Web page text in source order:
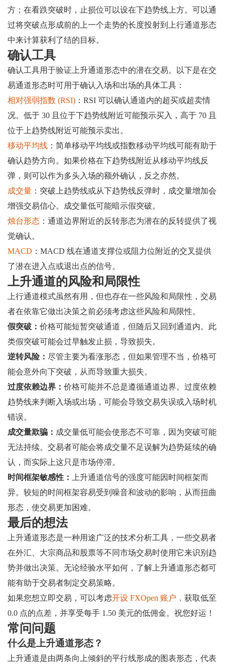
方；在看跌突破时，止损位可以设在下趋势线上方。可以通
过将突破点形成前的上一个走势的长度投射到上行通道形态
中来计算获利了结的目标。
确认工具
确认工具用于验证上升通道形态中的潜在交易。以下是在交
易通道形态时可用于确认入场和出场的具体工具：
相对强弱指数 (RSI) ：RSI 可以确认通道内的超买或超卖情
况。低于 30 且位于下趋势线附近可能预示买入，高于 70 且
位于上趋势线附近可能预示卖出。
移动平均线 ：简单移动平均线或指数移动平均线可能有助于
确认趋势方向。如果价格在下趋势线附近从移动平均线反
弹，则可以作为多头入场的额外确认，反之亦然。
成交量 ：突破上趋势线或从下趋势线反弹时，成交量增加会
增强交易信心。成交量低可能暗示假突破。
烛台形态 ：通道边界附近的反转形态为潜在的反转提供了视
觉确认。
MACD ：MACD 线在通道支撑位或阻力位附近的交叉提供
了潜在进入点或退出点的信号。
上升通道的风险和局限性
上行通道模式虽然有用，但也存在一些风险和局限性，交易
者在依靠它做出决策之前必须考虑这些风险和局限性。
假突破： 价格可能短暂突破通道，但随后又回到通道内。此
类假突破可能会过早触发止损，导致损失。
逆转风险： 尽管主要为看涨形态，但如果管理不当，价格可
能会意外向下突破，从而导致重大损失。
过度依赖边界： 价格可能并不总是遵循通道边界。过度依赖
趋势线来判断入场或出场，可能会导致交易失误或入场时机
错误。
成交量欺骗： 成交量低可能会使形态不可靠，因为突破可能
无法持续。交易者可能会将成交量不足误解为趋势延续的确
认，而实际上这只是市场停滞。
时间框架敏感性：
上升通道信号的强度可能因时间框架而
异。较短的时间框架容易受到噪音和波动的影响，从而扭曲
形态，使交易更加困难。
最后的想法
上升通道形态是一种用途广泛的技术分析工具，一些交易者
在外汇、大宗商品和股票等不同市场交易时使用它来识别趋
势并做出决策。无论经验水平如何，了解上升通道形态都可
能有助于交易者制定交易策略。
如果您想立即交易，可以考虑开设 FXOpen 账户， 获取低至
0.0 点的点差，并享受每手 1.50 美元的低佣金。祝您好运！
常问问题
什么是上升通道形态？
上升通道是由两条向上倾斜的平行线形成的图表形态，代表